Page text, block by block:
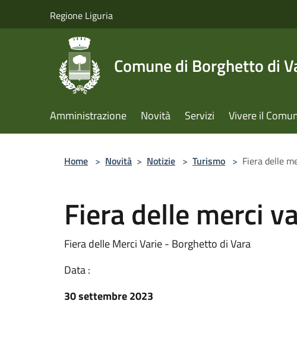
Regione Liguria
Comune di Borghetto di
Amministrazione Novità Servizi Vivere il
Home > Novità > Notizie > Turismo > Fiera delle
Fiera delle merci
Fiera delle Merci Varie - Borghetto di Vara
Data :
30 settembre 2023